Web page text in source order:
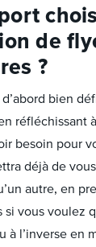
de
?
bien
réfléchissant
besoin pour
déjà de
autre, en
si vous voulez
à l’inverse en